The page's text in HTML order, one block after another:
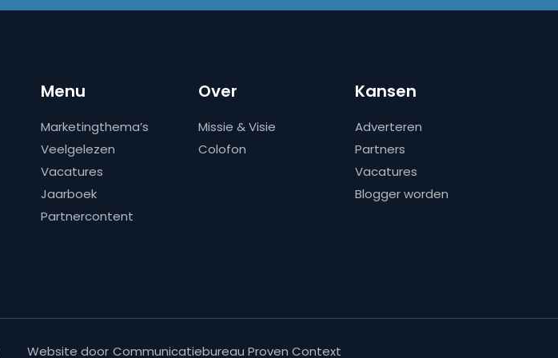
Menu
Marketingthema’s
Veelgelezen
Vacatures
Jaarboek
Partnercontent
Over
Missie & Visie
Colofon
Kansen
Adverteren
Partners
Vacatures
Blogger worden
Website door Communicatiebureau Proven Context